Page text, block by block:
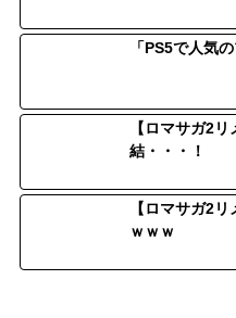
「PS5で人気
【ロマサガ2
結・・・！
【ロマサガ2
ｗｗｗ